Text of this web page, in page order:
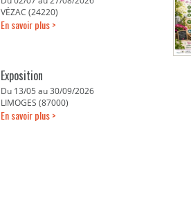
VÉZAC (24220)
En savoir plus >
Exposition
Du 13/05 au 30/09/2026
LIMOGES (87000)
En savoir plus >